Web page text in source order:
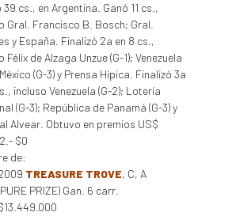
39 cs., en Argentina. Ganó 11 cs.,
Gral. Francisco B. Bosch; Gral.
y España. Finalizó 2a en 8 cs.,
Félix de Alzaga Unzue (G-1); Venezuela
(G-3) y Prensa Hípica. Finalizó 3a
incluso Venezuela (G-2); Lotería
(G-3); República de Panamá (G-3) y
Alvear. Obtuvo en premios US$
$0
de:
TREASURE TROVE, C, A
PRIZE) Gan. 6 carr.